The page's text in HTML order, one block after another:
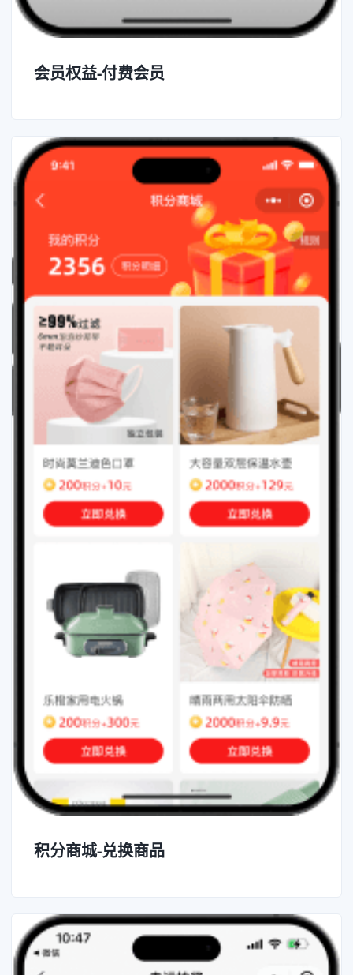
会员权益-付费会员
积分商城-兑换商品